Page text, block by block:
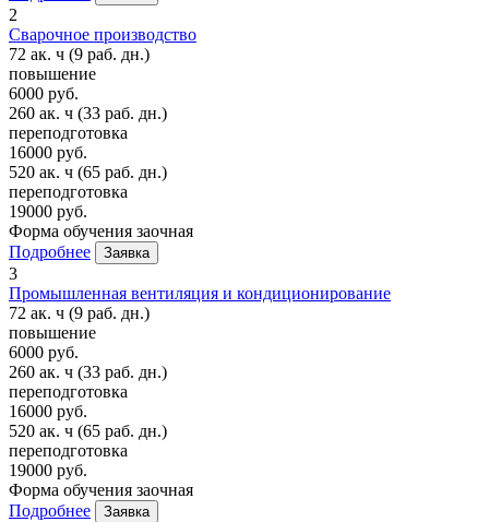
2
Сварочное производство
72 ак. ч (9 раб. дн.)
повышение
6000 руб.
260 ак. ч (33 раб. дн.)
переподготовка
16000 руб.
520 ак. ч (65 раб. дн.)
переподготовка
19000 руб.
Форма обучения заочная
Подробнее
Заявка
3
Промышленная вентиляция и кондиционирование
72 ак. ч (9 раб. дн.)
повышение
6000 руб.
260 ак. ч (33 раб. дн.)
переподготовка
16000 руб.
520 ак. ч (65 раб. дн.)
переподготовка
19000 руб.
Форма обучения заочная
Подробнее
Заявка